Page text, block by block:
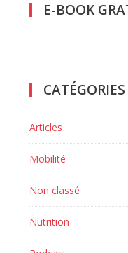
E-BOOK
CATÉGORIES
Articles
Mobilité
Non classé
Nutrition